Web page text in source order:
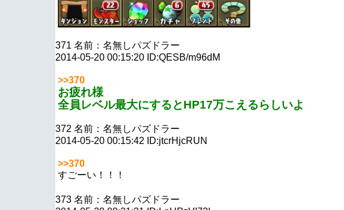
371 名前： 名無しパズドラー
2014-05-20 00:15:20 ID:QESB/m96dM
>>370
お疲れ様
全員レベル最大にするとHP17万こえるらしいよ
372 名前： 名無しパズドラー
2014-05-20 00:15:42 ID:jtcrHjcRUN
>>370
すごーい！！！
373 名前： 名無しパズドラー